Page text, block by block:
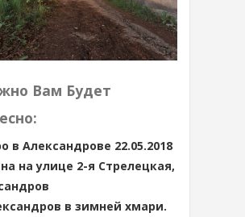
Вам Будет
в Александрове 22.05.2018
на улице 2-я Стрелецкая,
в зимней хмари.